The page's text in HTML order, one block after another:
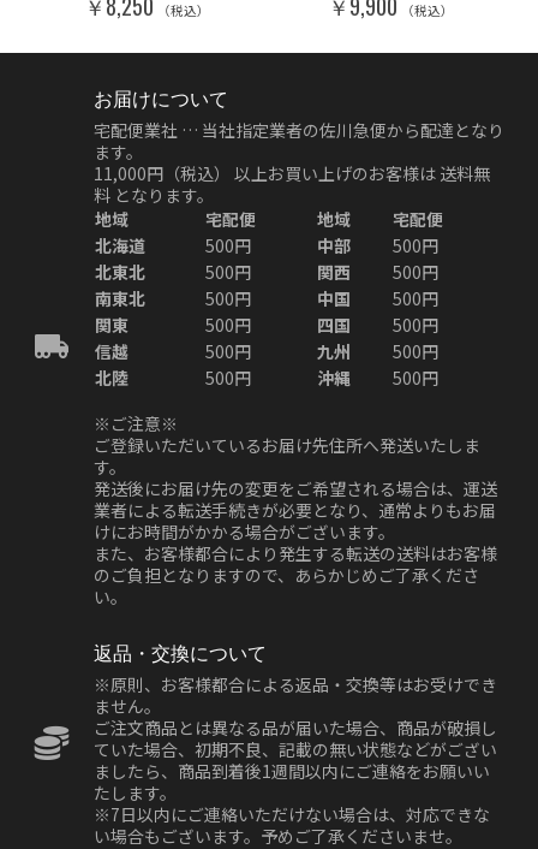
（税込） （税込）
お届けについて
宅配便業社 … 当社指定業者の佐川急便から配達となり
ます。
11,000円（税込）
以上お買い上げのお客様は 送料無
料 となります。
地域
宅配便 地域
宅配便
北海道
500円 中部
500円
北東北
500円 関西
500円
南東北
500円 中国
500円
関東
500円 四国
500円
信越
500円 九州
500円
北陸
500円 沖縄
500円
※ご注意※
ご登録いただいているお届け先住所へ発送いたしま
す。
発送後にお届け先の変更をご希望される場合は、運送
業者による転送手続きが必要となり、通常よりもお届
けにお時間がかかる場合がございます。
また、お客様都合により発生する転送の送料はお客様
のご負担となりますので、あらかじめご了承くださ
い。
返品・交換について
※原則、お客様都合による返品・交換等はお受けでき
ません。
ご注文商品とは異なる品が届いた場合、商品が破損し
ていた場合、初期不良、記載の無い状態などがござい
ましたら、商品到着後1週間以内にご連絡をお願いい
たします。
※7日以内にご連絡いただけない場合は、対応できな
い場合もございます。予めご了承くださいませ。